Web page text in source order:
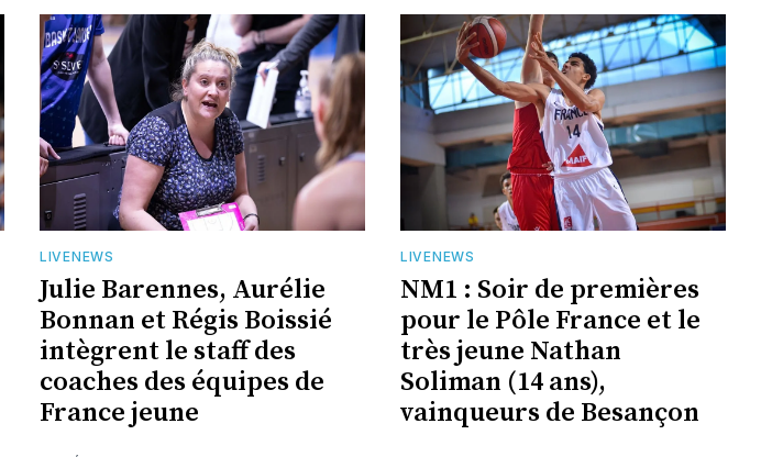
LIVENEWS
Julie Barennes, Aurélie
Bonnan et Régis Boissié
intègrent le staff des
coaches des équipes de
France jeune
LIVENEWS
NM1 : Soir de premières
pour le Pôle France et le
très jeune Nathan
Soliman (14 ans),
vainqueurs de Besançon